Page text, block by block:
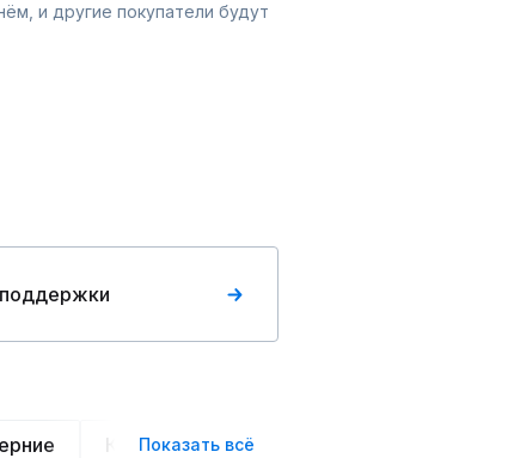
и другие покупатели будут
Классические
Показать всё